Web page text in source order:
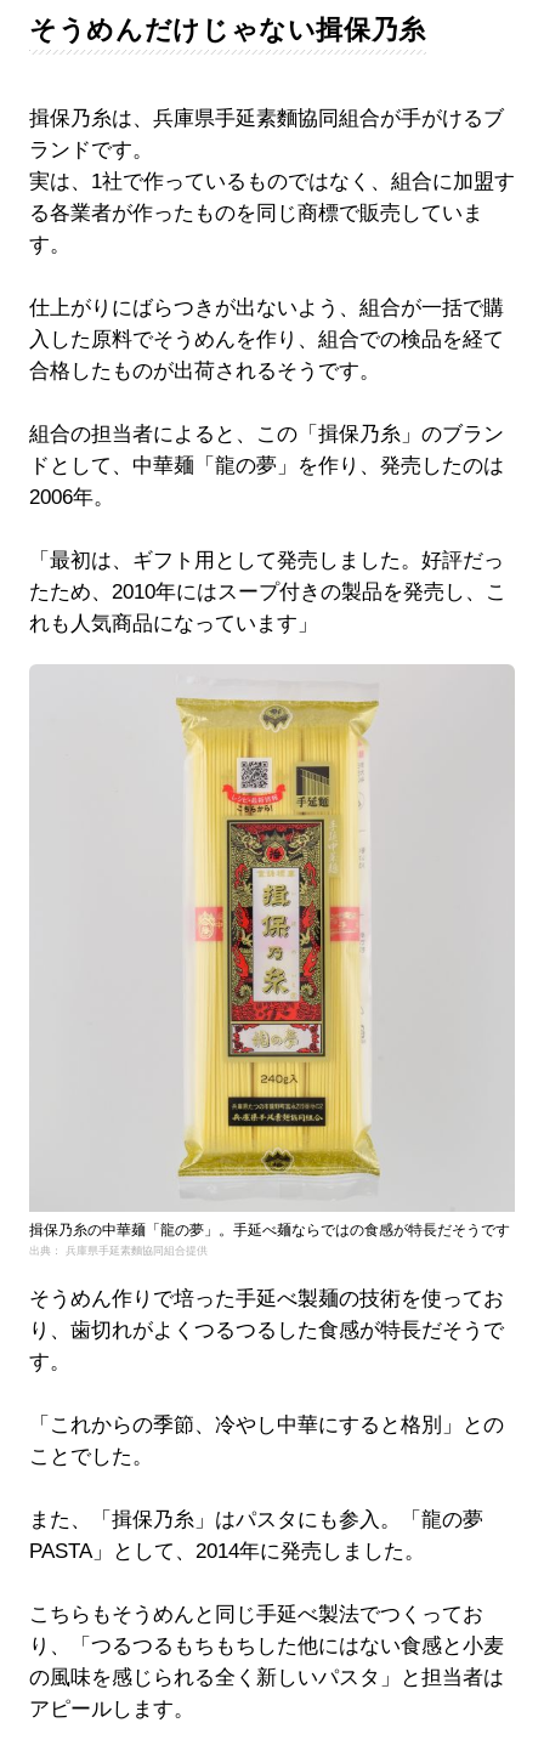
そうめんだけじゃない揖保乃糸
揖保乃糸は、兵庫県手延素麵協同組合が手がけるブ
ランドです。
実は、1社で作っているものではなく、組合に加盟す
る各業者が作ったものを同じ商標で販売していま
す。
仕上がりにばらつきが出ないよう、組合が一括で購
入した原料でそうめんを作り、組合での検品を経て
合格したものが出荷されるそうです。
組合の担当者によると、この「揖保乃糸」のブラン
ドとして、中華麺「龍の夢」を作り、発売したのは
2006年。
「最初は、ギフト用として発売しました。好評だっ
たため、2010年にはスープ付きの製品を発売し、こ
れも人気商品になっています」
揖保乃糸の中華麺「龍の夢」。手延べ麺ならではの食感が特長だそうです
出典： 兵庫県手延素麵協同組合提供
そうめん作りで培った手延べ製麺の技術を使ってお
り、歯切れがよくつるつるした食感が特長だそうで
す。
「これからの季節、冷やし中華にすると格別」との
ことでした。
また、「揖保乃糸」はパスタにも参入。「龍の夢
PASTA」として、2014年に発売しました。
こちらもそうめんと同じ手延べ製法でつくってお
り、「つるつるもちもちした他にはない食感と小麦
の風味を感じられる全く新しいパスタ」と担当者は
アピールします。